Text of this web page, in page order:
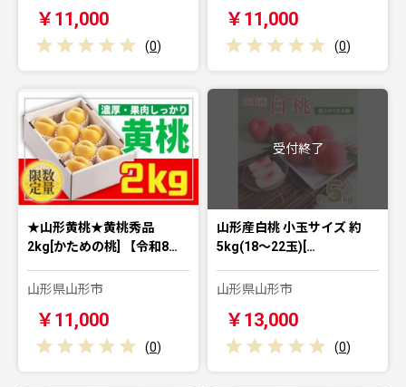
￥11,000
(0)
￥11,000
(0)
★山形黄桃★黄桃秀品
2kg[かための桃] 【令和8…
山形県山形市
￥11,000
(0)
受付終了
山形産白桃 小玉サイズ 約
5kg(18～22玉)[…
山形県山形市
￥13,000
(0)